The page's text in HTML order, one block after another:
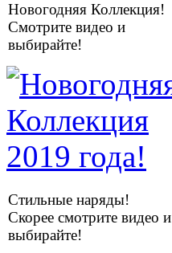
Новогодняя Коллекция!
Смотрите видео и
выбирайте!
Стильные наряды!
Скорее смотрите видео и
выбирайте!